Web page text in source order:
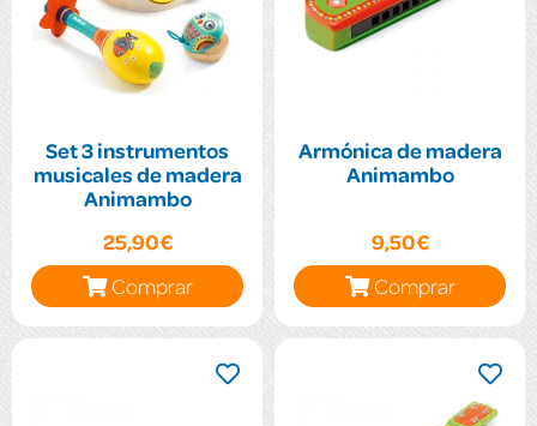
Set 3 instrumentos
musicales de madera
Animambo
25,90€
Comprar
Armónica de madera
Animambo
9,50€
Comprar